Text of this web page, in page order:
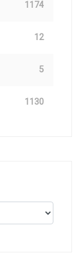
1174
12
5
1130